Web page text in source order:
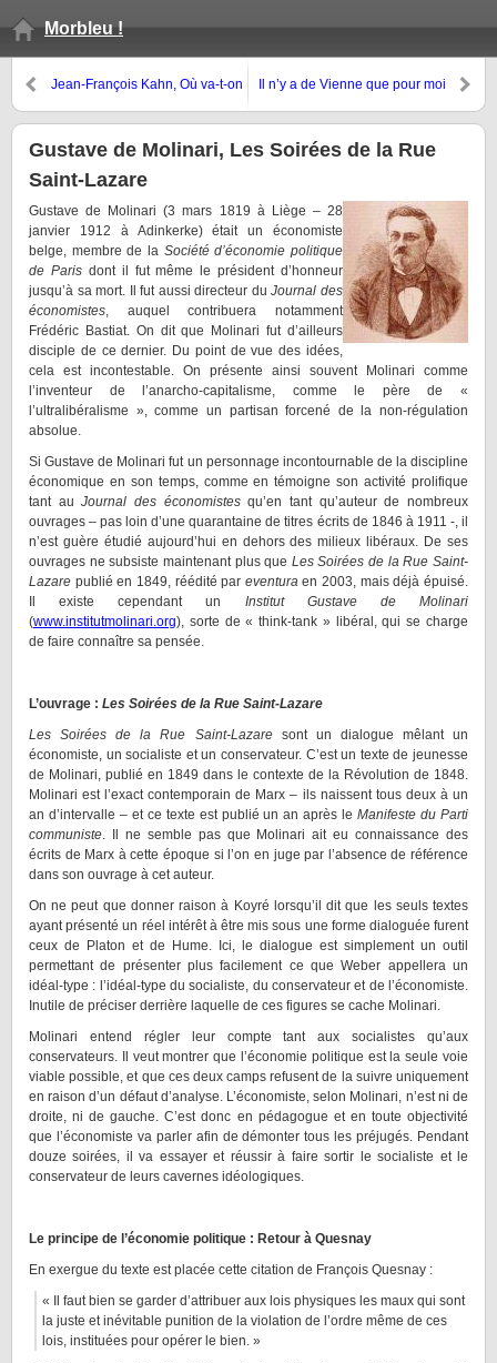
Morbleu !
Jean-François Kahn, Où va-t-on
Il n’y a de Vienne que pour moi
Gustave de Molinari, Les Soirées de la Rue
Saint-Lazare
Gustave de Molinari (3 mars 1819 à Liège – 28
janvier 1912 à Adinkerke) était un économiste
belge, membre de la Société d’économie politique
de Parisdont il fut même le président d’honneur
jusqu’à sa mort. Il fut aussi directeur duJournal des
économistes, auquel contribuera notamment
Frédéric Bastiat. On dit que Molinari fut d’ailleurs
disciple de ce dernier. Du point de vue des idées,
cela est incontestable. On présente ainsi souvent Molinari comme
l’inventeur de l’anarcho-capitalisme, comme le père de «
l’ultralibéralisme », comme un partisan forcené de la non-régulation
absolue.
Si Gustave de Molinari fut un personnage incontournable de la discipline
économique en son temps, comme en témoigne son activité prolifique
tant auJournal des économistesqu’en tant qu’auteur de nombreux
ouvrages – pas loin d’une quarantaine de titres écrits de 1846 à 1911 -, il
n’est guère étudié aujourd’hui en dehors des milieux libéraux. De ses
ouvrages ne subsiste maintenant plus que Les Soirées de la Rue Saint-
Lazare publié en 1849, réédité par eventuraen 2003, mais déjà épuisé.
Il existe cependant un Institut Gustave de Molinari
(www.institutmolinari.org), sorte de « think-tank » libéral, qui se charge
de faire connaître sa pensée.
L’ouvrage : Les Soirées de la Rue Saint-Lazare
Les Soirées de la Rue Saint-Lazaresont un dialogue mêlant un
économiste, un socialiste et un conservateur. C’est un texte de jeunesse
de Molinari, publié en 1849 dans le contexte de la Révolution de 1848.
Molinari est l’exact contemporain de Marx – ils naissent tous deux à un
an d’intervalle – et ce texte est publié un an après leManifeste du Parti
communiste. Il ne semble pas que Molinari ait eu connaissance des
écrits de Marx à cette époque si l’on en juge par l’absence de référence
dans son ouvrage à cet auteur.
On ne peut que donner raison à Koyré lorsqu’il dit que les seuls textes
ayant présenté un réel intérêt à être mis sous une forme dialoguée furent
ceux de Platon et de Hume. Ici, le dialogue est simplement un outil
permettant de présenter plus facilement ce que Weber appellera un
idéal-type : l’idéal-type du socialiste, du conservateur et de l’économiste.
Inutile de préciser derrière laquelle de ces figures se cache Molinari.
Molinari entend régler leur compte tant aux socialistes qu’aux
conservateurs. Il veut montrer que l’économie politique est la seule voie
viable possible, et que ces deux camps refusent de la suivre uniquement
en raison d’un défaut d’analyse. L’économiste, selon Molinari, n’est ni de
droite, ni de gauche. C’est donc en pédagogue et en toute objectivité
que l’économiste va parler afin de démonter tous les préjugés. Pendant
douze soirées, il va essayer et réussir à faire sortir le socialiste et le
conservateur de leurs cavernes idéologiques.
Le principe de l’économie politique : Retour à Quesnay
En exergue du texte est placée cette citation de François Quesnay :
« Il faut bien se garder d’attribuer aux lois physiques les maux qui sont
la juste et inévitable punition de la violation de l’ordre même de ces
lois, instituées pour opérer le bien. »